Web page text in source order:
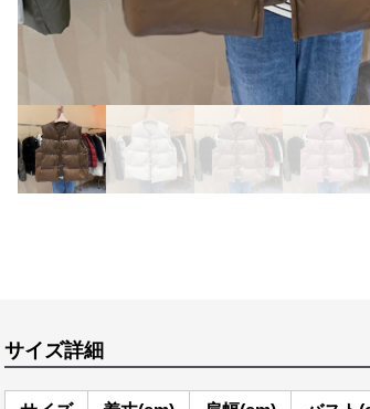
サイズ詳細